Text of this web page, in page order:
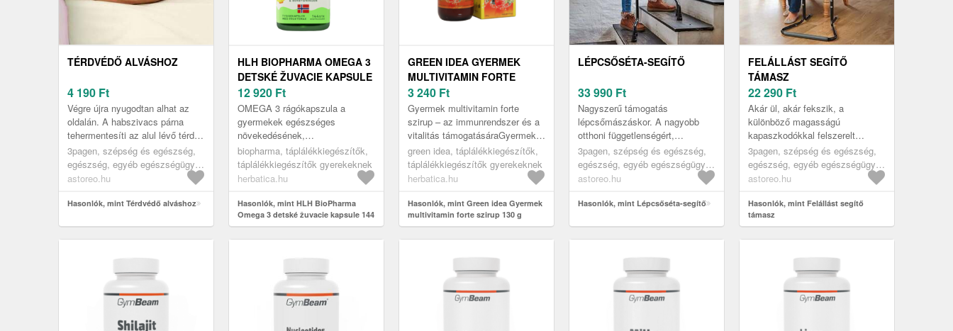
TÉRDVÉDŐ ALVÁSHOZ
4 190 Ft
Végre újra nyugodtan alhat az
oldalán. A habszivacs párna
tehermentesíti az alul lévő térdet,
és enyhíti a nyomás okozta
fájdalmat. Nem csúszik el,...
3pagen, szépség és egészség,
egészség, egyéb egészségügyi
segédeszközök
astoreo.hu
Hasonlók, mint Térdvédő alváshoz
HLH BIOPHARMA OMEGA 3
DETSKÉ ŽUVACIE KAPSULE
144 KAPSÚL
12 920 Ft
OMEGA 3 rágókapszula a
gyermekek egészséges
növekedésének,
agyműködésének és
immunrendszerének
támogatásáraA Biopharma
rágókapszula...
biopharma, táplálékkiegészítők,
táplálékkiegészítők gyerekeknek
herbatica.hu
Hasonlók, mint HLH BioPharma
Omega 3 detské žuvacie kapsule 144
kapsúl
GREEN IDEA GYERMEK
MULTIVITAMIN FORTE
SZIRUP 130 G
3 240 Ft
Gyermek multivitamin forte
szirup – az immunrendszer és a
vitalitás támogatásáraGyermek
multivitamin forte szirup étrend-
kiegészítő, amely a gyerme...
green idea, táplálékkiegészítők,
táplálékkiegészítők gyerekeknek
herbatica.hu
Hasonlók, mint Green idea Gyermek
multivitamin forte szirup 130 g
LÉPCSŐSÉTA-SEGÍTŐ
33 990 Ft
Nagyszerű támogatás
lépcsőmászáskor. A nagyobb
otthoni függetlenségért,
korlátozott járóképességgel,
fájdalmakkal élőknek, illetve
műtétek után: Ki...
3pagen, szépség és egészség,
egészség, egyéb egészségügyi
segédeszközök
astoreo.hu
Hasonlók, mint Lépcsőséta-segítő
FELÁLLÁST SEGÍTŐ
TÁMASZ
22 290 Ft
Akár ül, akár fekszik, a
különböző magasságú
kapaszkodókkal felszerelt
felállósegéd megkönnyíti az
leülést és a felállást. A párnázott
fogantyúkkal...
3pagen, szépség és egészség,
egészség, egyéb egészségügyi
segédeszközök
astoreo.hu
Hasonlók, mint Felállást segítő
támasz